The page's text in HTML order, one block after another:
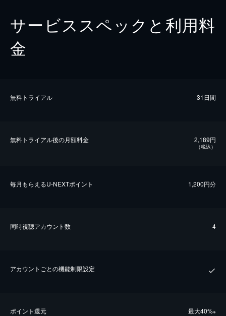
サービススペックと利用料
金
無料トライアル 31日間
無料トライアル後の⽉額料金 2,189円
（税込）
毎⽉もらえるU-NEXTポイント 1,200円分
同時視聴アカウント数 4
アカウントごとの機能制限設定
ポイント還元 最⼤40%※